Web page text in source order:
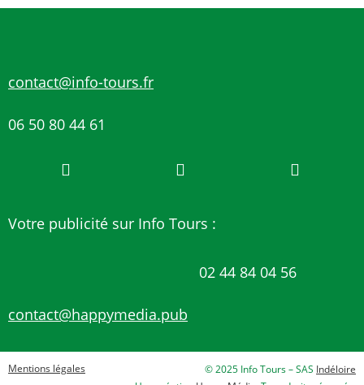
contact@info-tours.fr
06 50 80 44 61
Votre publicité sur Info Tours :
02 44 84 04 56
contact@happymedia.pub
Mentions légales © 2025 Info Tours – SAS Indéloire